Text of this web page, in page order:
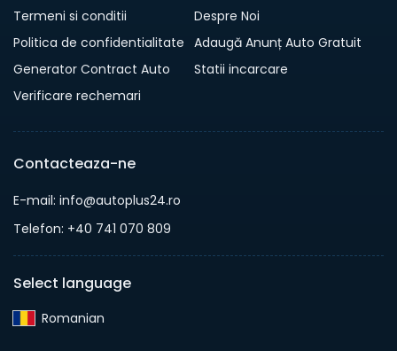
Termeni si conditii
Despre Noi
Politica de confidentialitate Adaugă Anunț Auto Gratuit
Generator Contract Auto
Statii incarcare
Verificare rechemari
Contacteaza-ne
E-mail: info@autoplus24.ro
Telefon: +40 741 070 809
Select language
Romanian‎